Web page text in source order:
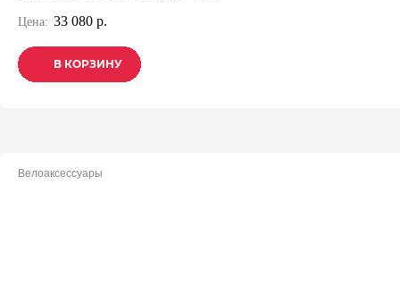
Цена: 33 080 р.
В КОРЗИНУ
В КОРЗИНУ
В КОРЗИНУ
Велоаксессуары